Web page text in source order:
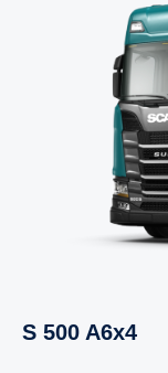
S 500 A6x4